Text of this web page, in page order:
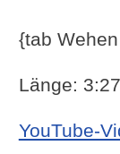
{tab
Länge: 3:27
YouTube-